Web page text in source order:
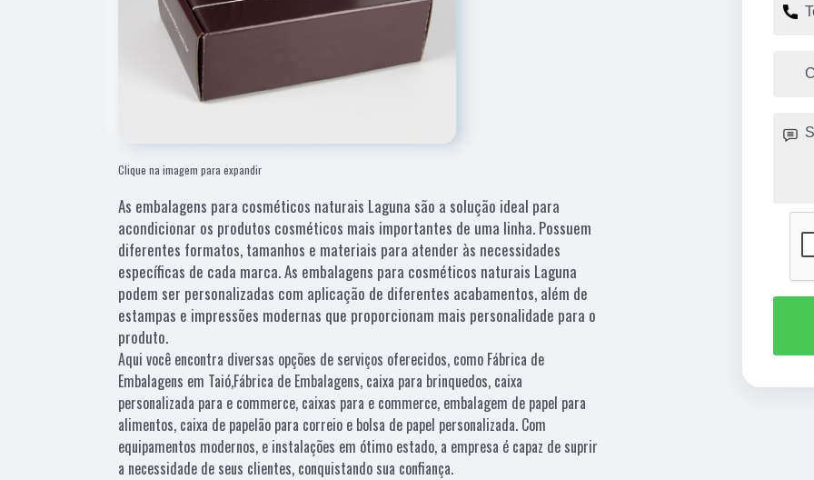
Clique na imagem para expandir
As embalagens para cosméticos naturais Laguna são a solução ideal para
acondicionar os produtos cosméticos mais importantes de uma linha. Possuem
diferentes formatos, tamanhos e materiais para atender às necessidades
específicas de cada marca. As embalagens para cosméticos naturais Laguna
podem ser personalizadas com aplicação de diferentes acabamentos, além de
estampas e impressões modernas que proporcionam mais personalidade para o
produto.
Aqui você encontra diversas opções de serviços oferecidos, como Fábrica de
Embalagens em Taió,Fábrica de Embalagens, caixa para brinquedos, caixa
personalizada para e commerce, caixas para e commerce, embalagem de papel para
alimentos, caixa de papelão para correio e bolsa de papel personalizada. Com
equipamentos modernos, e instalações em ótimo estado, a empresa é capaz de suprir
a necessidade de seus clientes, conquistando sua confiança.